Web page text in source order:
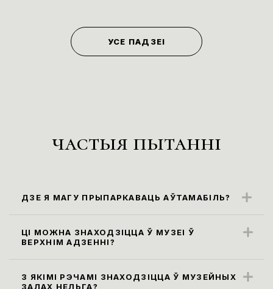
УСЕ ПАДЗЕІ
частыя пытанні
ДЗЕ Я МАГУ ПРЫПАРКАВАЦЬ АЎТАМАБІЛЬ?
знаходзяцца ўздоўж вул. Карла Маркса
(паркоўка платная)
ЦІ МОЖНА ЗНАХОДЗІЦЦА Ў МУЗЕІ Ў
ВЕРХНІМ АДЗЕННІ?
прадугледжваюць наведванне экспазіцыі
З ЯКІМІ РЭЧАМІ ЗНАХОДЗІЦЦА Ў МУЗЕЙНЫХ
ЗАЛАХ НЕЛЬГА?